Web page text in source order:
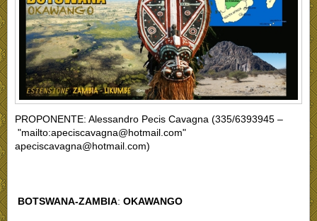
PROPONENTE: Alessandro Pecis Cavagna (335/6393945 –
"mailto:apeciscavagna@hotmail.com"
apeciscavagna@hotmail.com)
BOTSWANA-ZAMBIA: OKAWANGO